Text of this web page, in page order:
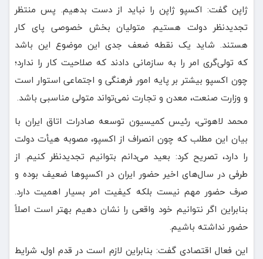
ژاپن گفت: اکسپو ژاپن را نباید از دست بدهیم. پس منتظر
تجدیدنظر دولت هستیم. متولیان بخش خصوصی پای کار
هستند. شاید یک نقطه ضعف جدی این موضوع این باشد
که تولی‌گری امر را به سازمانی دادند که صلاحیت کار را ندارد؛
چون اکسپو بیشتر بر پایه امور فرهنگی و اجتماعی استوار است
و وزارت صنعت، معدن و تجارت نمی‌تواند متولی مناسبی باشد.
محمد لاهوتی، رئیس کمیسیون توسعه صادرات اتاق ایران با
بیان این مطلب که چون انصراف از اکسپو، مصوبه هیأت دولت
را دارد، تصریح کرد: بعید می‌دانم بتوانیم تجدیدنظر کنیم. از
طرفی در سال‌های اخیر حضور ایران در اکسپوها ضعیف بوده و
صرف حضور مهم نیست بلکه کیفیت امر بسیار اهمیت دارد.
بنابراین اگر نتوانیم خود واقعی را نشان دهیم بهتر است اصلاً
حضور نداشته باشیم.
این فعال اقتصادی گفت: بنابراین لازم است در قدم اول، شرایط